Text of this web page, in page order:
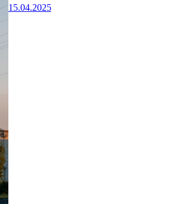
15.04.2025